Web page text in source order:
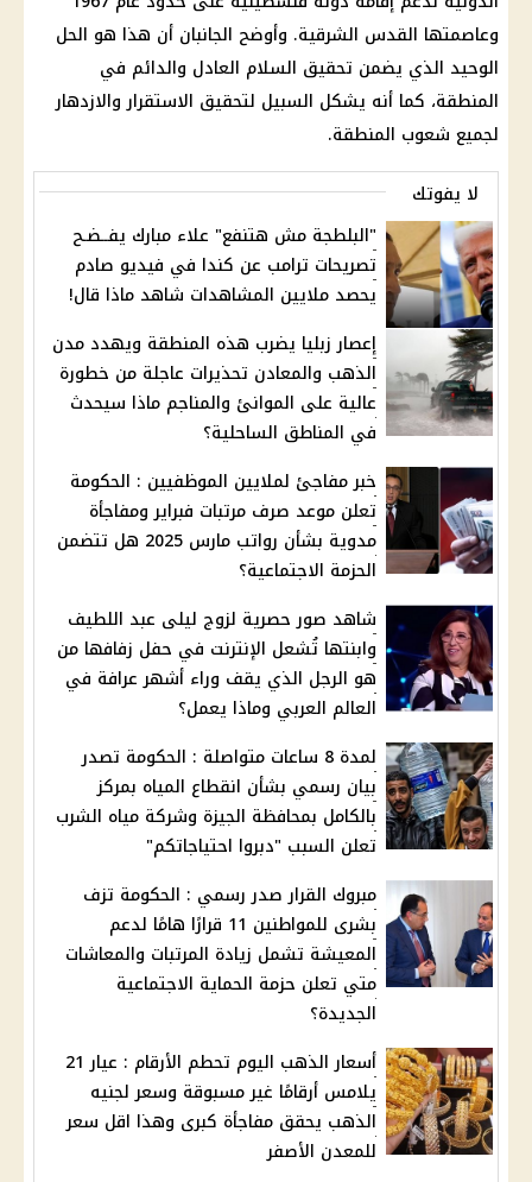
وعاصمتها القدس الشرقية. وأوضح الجانبان أن هذا هو الحل
الوحيد الذي يضمن تحقيق السلام العادل والدائم في
المنطقة، كما أنه يشكل السبيل لتحقيق الاستقرار والازدهار
لجميع شعوب المنطقة.
لا يفوتك
"البلطجة مش هتنفع" علاء مبارك يفــضـح
تصريحات ترامب عن كندا في فيديو صادم
يحصد ملايين المشاهدات شاهد ماذا قال!
إعصار زبليا يضرب هذه المنطقة ويهدد مدن
الذهب والمعادن تحذيرات عاجلة من خطورة
عالية على الموانئ والمناجم ماذا سيحدث
في المناطق الساحلية؟
خبر مفاجئ لملايين الموظفيين : الحكومة
تعلن موعد صرف مرتبات فبراير ومفاجأة
مدوية بشأن رواتب مارس 2025 هل تتضمن
الحزمة الاجتماعية؟
شاهد صور حصرية لزوج ليلى عبد اللطيف
وابنتها تُشعل الإنترنت في حفل زفافها من
هو الرجل الذي يقف وراء أشهر عرافة في
العالم العربي وماذا يعمل؟
لمدة 8 ساعات متواصلة : الحكومة تصدر
بيان رسمي بشأن انقطاع المياه بمركز
بالكامل بمحافظة الجيزة وشركة مياه الشرب
تعلن السبب "دبروا احتياجاتكم"
مبروك القرار صدر رسمي : الحكومة تزف
بشرى للمواطنين 11 قرارًا هامًا لدعم
المعيشة تشمل زيادة المرتبات والمعاشات
متي تعلن حزمة الحماية الاجتماعية
الجديدة؟
أسعار الذهب اليوم تحطم الأرقام : عيار 21
يلامس أرقامًا غير مسبوقة وسعر لجنيه
الذهب يحقق مفاجأة كبرى وهذا اقل سعر
للمعدن الأصفر